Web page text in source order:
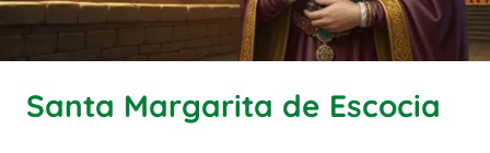
Santa Margarita de Escocia